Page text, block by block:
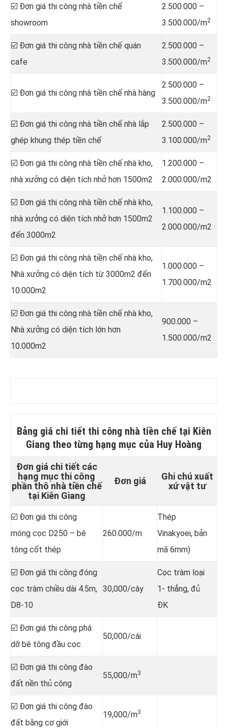
☑️ Đơn giá thi công nhà tiền chế
showroom
2.500.000 –
3.500.000/m2
☑️ Đơn giá thi công nhà tiền chế quán
cafe
2.500.000 –
3.500.000/m2
☑️ Đơn giá thi công nhà tiền chế nhà hàng
2.500.000 –
3.500.000/m2
☑️ Đơn giá thi công nhà tiền chế nhà lắp
ghép khung thép tiền chế
2.500.000 –
3.100.000/m2
☑️ Đơn giá thi công nhà tiền chế nhà kho,
nhà xưởng có diện tích nhở hơn 1500m2
1.200.000 –
2.000.000/m2
☑️ Đơn giá thi công nhà tiền chế nhà kho,
nhà xưởng có diện tích nhở hơn 1500m2
đến 3000m2
1.100.000 –
2.000.000/m2
☑️ Đơn giá thi công nhà tiền chế nhà kho,
Nhà xưởng có diện tích từ 3000m2 đến
10.000m2
1.000.000 –
1.700.000/m2
☑️ Đơn giá thi công nhà tiền chế nhà kho,
Nhà xưởng có diện tích lớn hơn
10.000m2
900.000 –
1.500.000/m2
Bảng giá chi tiết thi công nhà tiền chế tại Kiên
Giang theo từng hạng mục của Huy Hoàng
Đơn giá chi tiết các
hạng mục thi công
phần thô nhà tiền chế
tại Kiên Giang
Đơn giá
Ghi chú xuất
xứ vật tư
☑️ Đơn giá thi công
móng cọc D250 – bê
tông cốt thép
260.000/m
Thép
Vinakyoei, bản
mã 6mm)
☑️ Đơn giá thi công đóng
cọc tràm chiều dài 4.5m,
D8-10
30,000/cây
Cọc tràm loại
1- thẳng, đủ
ĐK
☑️ Đơn giá thi công phá
dỡ bê tông đầu cọc
50,000/cái
☑️ Đơn giá thi công đào
đất nền thủ công
55,000/m3
☑️ Đơn giá thi công đào
đất bằng cơ giới
19,000/m3